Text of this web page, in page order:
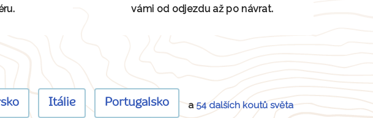
vámi od odjezdu až po návrat.
Itálie Portugalsko a54 dalších koutů světa